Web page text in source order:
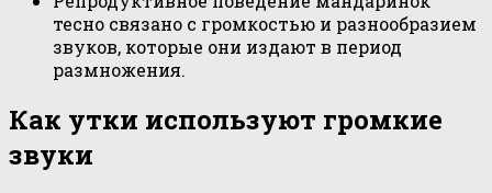
тесно связано с громкостью и разнообразием
звуков, которые они издают в период
размножения.
Как утки используют громкие
звуки